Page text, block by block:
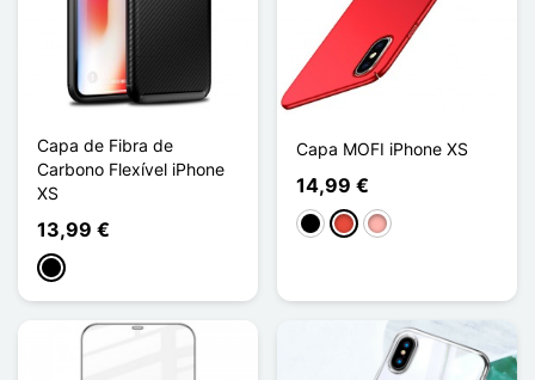
Capa de Fibra de
Carbono Flexível iPhone
XS
13,99 €
Preto
Capa MOFI iPhone XS
14,99 €
PretoVermelhoOuro rosa